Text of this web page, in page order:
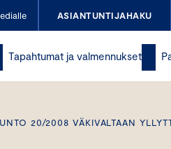
ASIANTUNTIJAHAKU
Tapahtumat ja valmennukset
20/2008 VÄKIVALTAAN